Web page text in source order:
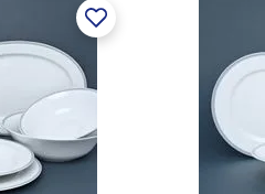
Hotel & Restaurant.